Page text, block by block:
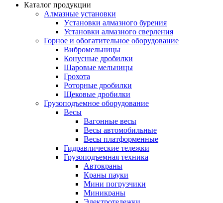
Каталог продукции
Алмазные установки
Уcтановки алмазного бурения
Установки алмазного сверления
Горное и обогатительное оборудование
Вибромельницы
Конусные дробилки
Шаровые мельницы
Грохота
Роторные дробилки
Щековые дробилки
Грузоподъемное оборудование
Весы
Вагонные весы
Весы автомобильные
Весы платформенные
Гидравлические тележки
Грузоподъемная техника
Автокраны
Краны пауки
Мини погрузчики
Миникраны